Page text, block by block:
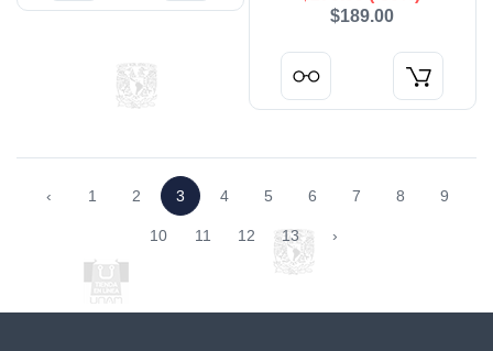
$189.00
‹ 1 2 3 4 5 6 7 8 9
10 11 12 13 ›